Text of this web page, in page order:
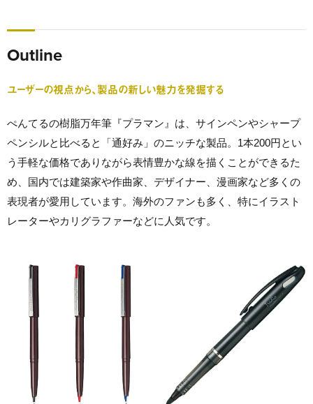
Outline
ユーザーの視点から、製品の新しい魅力を発掘する
ぺんてるの樹脂万年筆『プラマン』は、サインペンやシャープ
ペンシルと比べると「通好み」のニッチな製品。1本200円とい
う手軽な価格でありながら表情豊かな線を描くことができるた
め、国内では建築家や作曲家、デザイナー、漫画家など多くの
表現者が愛用しています。海外のファンも多く、特にイラスト
レーターやカリグラファーなどに人気です。